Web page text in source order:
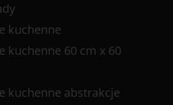
kuchenne
kuchenne 60 cm x 60
kuchenne abstrakcje